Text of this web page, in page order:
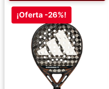
¡Oferta -26%!